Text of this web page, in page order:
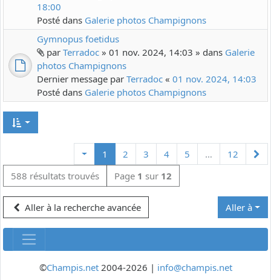
18:00
Posté dans Galerie photos Champignons
Gymnopus foetidus
par Terradoc » 01 nov. 2024, 14:03 » dans Galerie
photos Champignons
Dernier message par Terradoc « 01 nov. 2024, 14:03
Posté dans Galerie photos Champignons
1 2 3 4 5 … 12
588 résultats trouvés
Page 1 sur 12
Aller à la recherche avancée Aller à
©Champis.net2004-2026 | info@champis.net